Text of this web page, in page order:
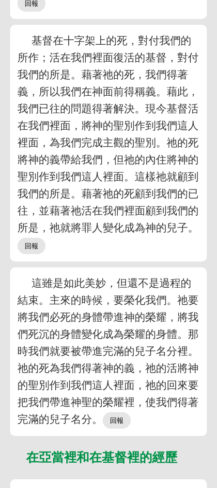
基督在十字架上的死，對付我們的
所作；活在我們裡面復活的基督，對付
我們的所是。藉著祂的死，我們得著
義，所以我們在神面前得稱義。藉此，
我們已往的問題得著解決。現今基督活
在我們裡面，將神的聖別作到我們這人
裡面，為我們完成主觀的聖別。祂的死
將神的義帶給我們，但祂的內住將神的
聖別作到我們這人裡面。這樣祂就顧到
我們的所是。藉著祂的死顧到我們的已
往，並藉著祂活在我們裡面顧到我們的
所是，祂就將罪人變化成為神的兒子。
這雖是如此美妙，但還不是過程的
結束。主來的時候，要榮化我們。祂要
將我們必死的身體帶進神的榮耀，將我
們死沉的身體變化成為榮耀的身體。那
時我們就要被帶進完滿的兒子名分裡。
祂的死為我們得著神的義，祂的活將神
的聖別作到我們這人裡面，祂的回來要
把我們帶進神聖的榮耀裡，使我們得著
完滿的兒子名分。
在亞當裡和在基督裡的經歷